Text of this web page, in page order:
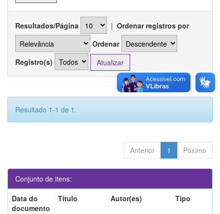
Resultados/Página | Ordenar registros por
Ordenar
Registro(s)
Resultado 1-1 de 1.
Anterior 1 Póximo
Conjunto de itens:
Data do
documento
Título Autor(es) Tipo